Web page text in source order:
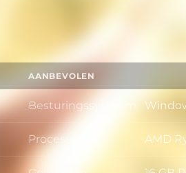
AANBEVOLEN
Besturingssysteem
Processor AMD